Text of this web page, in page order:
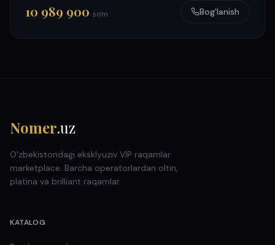
10 989 900 so'm Bog'lanish
Nomer.uz
O'zbekistondagi eksklyuziv VIP raqamlar
marketplace. Barcha operatorlardan oltin,
platina va brilliant raqamlar.
KATALOG